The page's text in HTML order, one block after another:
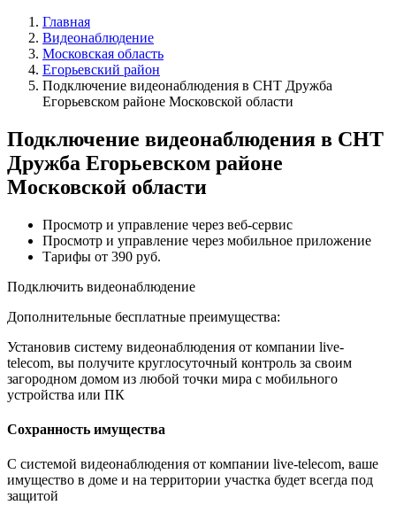
Главная
Видеонаблюдение
Московская область
Егорьевский район
Подключение видеонаблюдения в СНТ Дружба
Егорьевском районе Московской области
Подключение видеонаблюдения в СНТ
Дружба Егорьевском районе
Московской области
Просмотр и управление через веб-сервис
Просмотр и управление через мобильное приложение
Тарифы от 390 руб.
Подключить видеонаблюдение
Дополнительные бесплатные преимущества:
Установив систему видеонаблюдения от компании live-
telecom, вы получите круглосуточный контроль за своим
загородном домом из любой точки мира с мобильного
устройства или ПК
Сохранность имущества
С системой видеонаблюдения от компании live-telecom, ваше
имущество в доме и на территории участка будет всегда под
защитой